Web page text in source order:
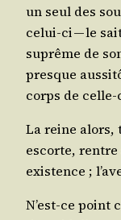
un seul des
celui-ci — le
suprême de
presque
corps de
La reine alors,
escorte,
exis­tence ;
N’est-ce point